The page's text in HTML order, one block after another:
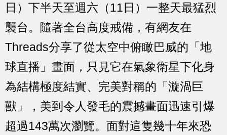
日）下半天至週六（11日）一整天最猛烈
襲台。隨著全台高度戒備，有網友在
Threads分享了從太空中俯瞰巴威的「地
球直播」畫面，只見它在氣象衛星下化身
為結構極度結實、完美對稱的「漩渦巨
獸」，美到令人發毛的震撼畫面迅速引爆
超過143萬次瀏覽。面對這隻幾十年來恐